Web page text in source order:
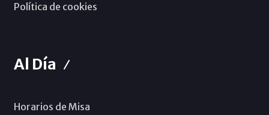
Política de cookies
Al Día
Horarios de Misa